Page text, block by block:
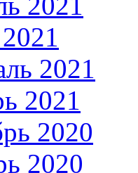
2021
2021
2020
2020